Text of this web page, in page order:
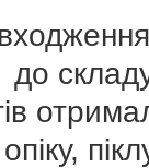
складу